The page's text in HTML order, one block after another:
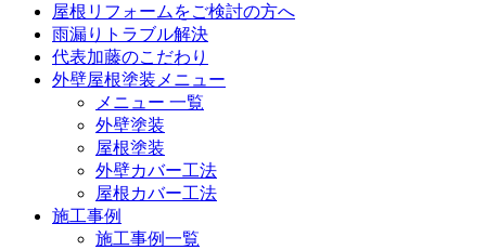
屋根リフォームをご検討の方へ
雨漏りトラブル解決
代表加藤のこだわり
外壁屋根塗装メニュー
メニュー 一覧
外壁塗装
屋根塗装
外壁カバー工法
屋根カバー工法
施工事例
施工事例一覧